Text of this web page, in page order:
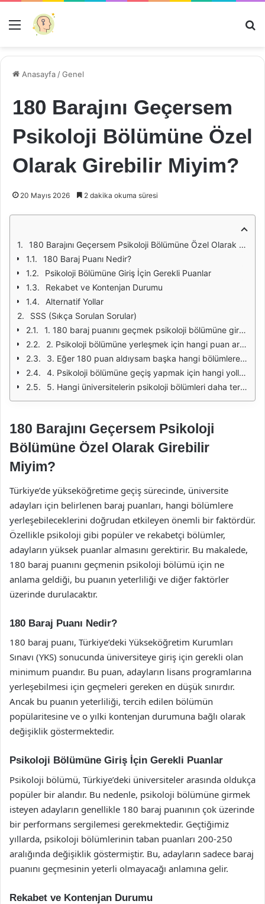
Menü
Anasayfa /Genel
180 Barajını Geçersem
Psikoloji Bölümüne Özel
Olarak Girebilir Miyim?
20 Mayıs 2026 2 dakika okuma süresi
180 Barajını Geçersem Psikoloji Bölümüne Özel Olarak Girebilir Miyim?
180 Baraj Puanı Nedir?
Psikoloji Bölümüne Giriş İçin Gerekli Puanlar
Rekabet ve Kontenjan Durumu
Alternatif Yollar
SSS (Sıkça Sorulan Sorular)
1. 180 baraj puanını geçmek psikoloji bölümüne girmek için yeterli mi?
2. Psikoloji bölümüne yerleşmek için hangi puan aralıkları geçerlidir?
3. Eğer 180 puan aldıysam başka hangi bölümlere girebilirim?
4. Psikoloji bölümüne geçiş yapmak için hangi yolları izleyebilirim?
5. Hangi üniversitelerin psikoloji bölümleri daha tercih edilir?
180 Barajını Geçersem Psikoloji
Bölümüne Özel Olarak Girebilir
Miyim?
Türkiye’de yükseköğretime geçiş sürecinde, üniversite
adayları için belirlenen baraj puanları, hangi bölümlere
yerleşebileceklerini doğrudan etkileyen önemli bir faktördür.
Özellikle psikoloji gibi popüler ve rekabetçi bölümler,
adayların yüksek puanlar almasını gerektirir. Bu makalede,
180 baraj puanını geçmenin psikoloji bölümü için ne
anlama geldiği, bu puanın yeterliliği ve diğer faktörler
üzerinde durulacaktır.
180 Baraj Puanı Nedir?
180 baraj puanı, Türkiye’deki Yükseköğretim Kurumları
Sınavı (YKS) sonucunda üniversiteye giriş için gerekli olan
minimum puandır. Bu puan, adayların lisans programlarına
yerleşebilmesi için geçmeleri gereken en düşük sınırdır.
Ancak bu puanın yeterliliği, tercih edilen bölümün
popülaritesine ve o yılki kontenjan durumuna bağlı olarak
değişiklik göstermektedir.
Psikoloji Bölümüne Giriş İçin Gerekli Puanlar
Psikoloji bölümü, Türkiye’deki üniversiteler arasında oldukça
popüler bir alandır. Bu nedenle, psikoloji bölümüne girmek
isteyen adayların genellikle 180 baraj puanının çok üzerinde
bir performans sergilemesi gerekmektedir. Geçtiğimiz
yıllarda, psikoloji bölümlerinin taban puanları 200-250
aralığında değişiklik göstermiştir. Bu, adayların sadece baraj
puanını geçmesinin yeterli olmayacağı anlamına gelir.
Rekabet ve Kontenjan Durumu